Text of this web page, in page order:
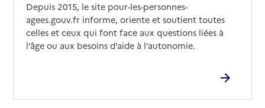
Depuis 2015, le site pour-les-personnes-
agees.gouv.fr informe, oriente et soutient toutes
celles et ceux qui font face aux questions liées à
l’âge ou aux besoins d’aide à l’autonomie.